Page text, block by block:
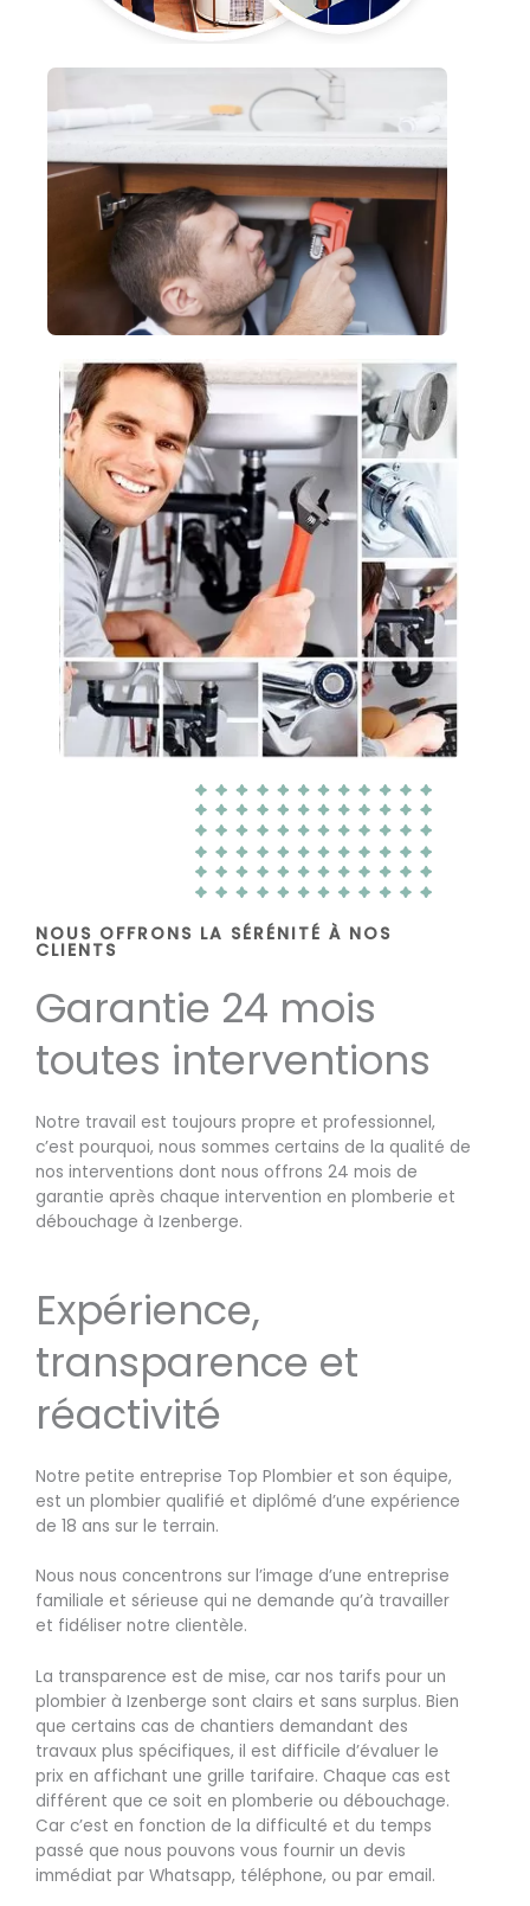
NOUS OFFRONS LA SÉRÉNITÉ À NOS
CLIENTS
Garantie 24 mois
toutes interventions
Notre travail est toujours propre et professionnel,
c’est pourquoi, nous sommes certains de la qualité de
nos interventions dont nous offrons 24 mois de
garantie après chaque intervention en plomberie et
débouchage à Izenberge.
Expérience,
transparence et
réactivité
Notre petite entreprise Top Plombier et son équipe,
est un plombier qualifié et diplômé d’une expérience
de 18 ans sur le terrain.
Nous nous concentrons sur l’image d’une entreprise
familiale et sérieuse qui ne demande qu’à travailler
et fidéliser notre clientèle.
La transparence est de mise, car nos tarifs pour un
plombier à Izenberge sont clairs et sans surplus. Bien
que certains cas de chantiers demandant des
travaux plus spécifiques, il est difficile d’évaluer le
prix en affichant une grille tarifaire. Chaque cas est
différent que ce soit en plomberie ou débouchage.
Car c’est en fonction de la difficulté et du temps
passé que nous pouvons vous fournir un devis
immédiat par Whatsapp, téléphone, ou par email.